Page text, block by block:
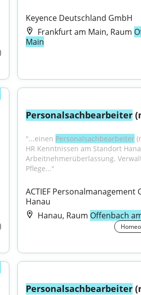
Keyence Deutschland GmbH
Frankfurt am Main, Raum
Main
Personalsachbearbeiter
"...einen Personalsachbearbeiter
HR Kenntnissen am Standort
Arbeitnehmerüberlassung.
Pflege..."
ACTIEF Personalmanagement
Hanau
Hanau, Raum Offenbach
Personalsachbearbeiter